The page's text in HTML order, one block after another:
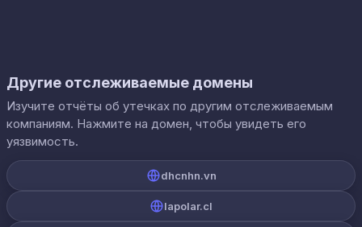
Другие отслеживаемые домены
Изучите отчёты об утечках по другим отслеживаемым
компаниям. Нажмите на домен, чтобы увидеть его
уязвимость.
dhcnhn.vn
lapolar.cl